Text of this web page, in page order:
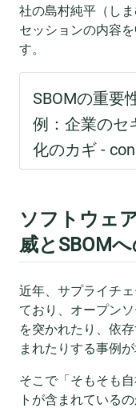
社の島村純平（し
セッションの内容
す。
ソフトウェ
威とSBOM
近年、サプライチ
ており、オープン
を突かれたり、依
まれたりする事例が
そこで「そもそも
トが含まれている